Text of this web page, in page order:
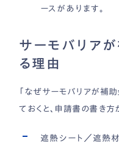
ースがあります。
サーモバリア
る理由
「なぜサーモバリアが補
ておくと、申請書の書き方
遮熱シート／遮熱